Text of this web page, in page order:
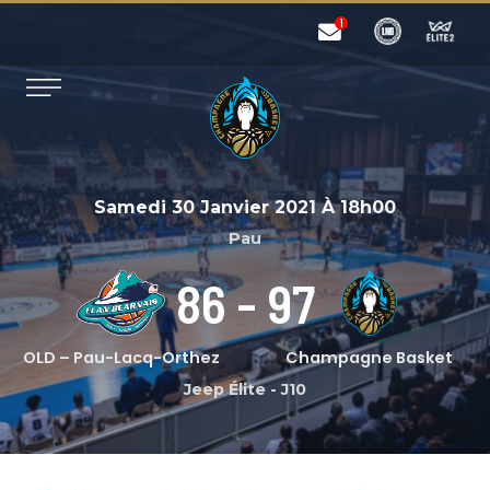
Samedi 30 Janvier 2021À 18h00
Pau
Champagne Basket
97
-
86
OLD – Pau-Lacq-Orthez
Jeep Élite-J10